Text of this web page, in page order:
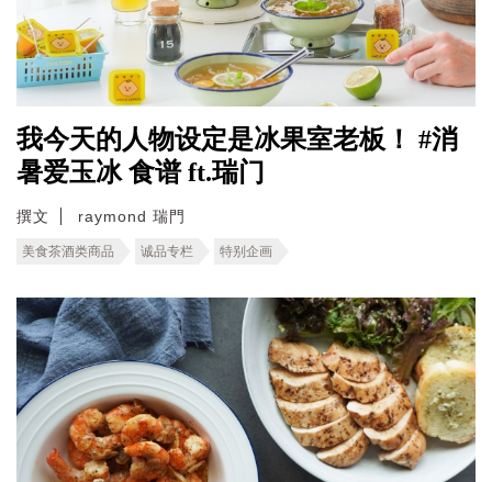
我今天的人物设定是冰果室老板！ #消
暑爱玉冰 食谱 ft.瑞门
撰文 raymond 瑞門
美食茶酒类商品 诚品专栏 特别企画